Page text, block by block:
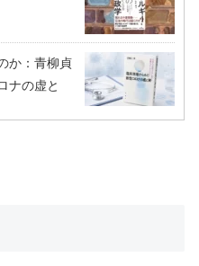
か：青柳貞
ナの虚と